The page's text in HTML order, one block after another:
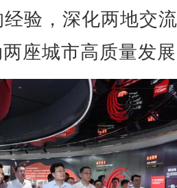
经验，深化两地交
座城市高质量发